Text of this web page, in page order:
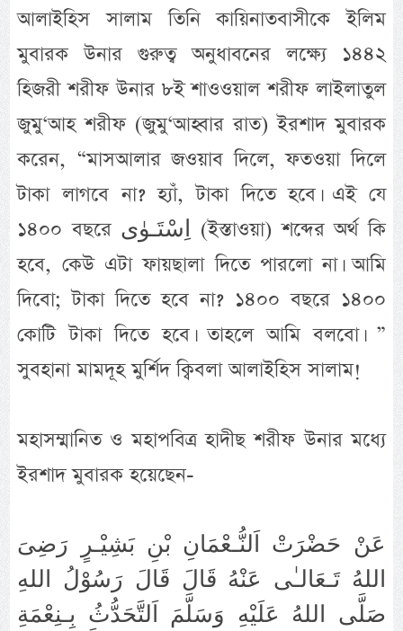
আলাইহিস সালাম তিনি কায়িনাতবাসীকে ইলিম
মুবারক উনার গুরুত্ব অনুধাবনের লক্ষ্যে ১৪৪২
হিজরী শরীফ উনার ৮ই শাওওয়াল শরীফ লাইলাতুল
জুমু‘আহ শরীফ (জুমু‘আহ্বার রাত) ইরশাদ মুবারক
করেন, “মাসআলার জওয়াব দিলে, ফতওয়া দিলে
টাকা লাগবে না? হ্যাঁ, টাকা দিতে হবে। এই যে
১৪০০ বছরে اِسْتَـوٰى (ইস্তাওয়া) শব্দের অর্থ কি
হবে, কেউ এটা ফায়ছালা দিতে পারলো না। আমি
দিবো; টাকা দিতে হবে না? ১৪০০ বছরে ১৪০০
কোটি টাকা দিতে হবে। তাহলে আমি বলবো। ”
সুবহানা মামদূহ মুর্শিদ ক্বিবলা আলাইহিস সালাম!
মহাসম্মানিত ও মহাপবিত্র হাদীছ শরীফ উনার মধ্যে
ইরশাদ মুবারক হয়েছেন-
عَنْ حَضْرَتْ اَلنُّـعْمَانِ بْنِ بَشِيْـرٍ رَضِىَ
اللهُ تَـعَالـٰى عَنْهُ قَالَ قَالَ رَسُوْلُ اللهِ
صَلَّى اللهُ عَلَيْهِ وَسَلَّمَ اَلتَّحَدُّثُ بِـنِعْمَةِ